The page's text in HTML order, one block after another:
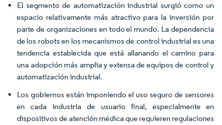
El segmento de automatización industrial surgió como un
espacio relativamente más atractivo para la inversión por
parte de organizaciones en todo el mundo. La dependencia
de los robots en los mecanismos de control industrial es una
tendencia establecida que está allanando el camino para
una adopción más amplia y extensa de equipos de control y
automatización industrial.
Los gobiernos están imponiendo el uso seguro de sensores
en cada industria de usuario final, especialmente en
dispositivos de atención médica que requieren regulaciones